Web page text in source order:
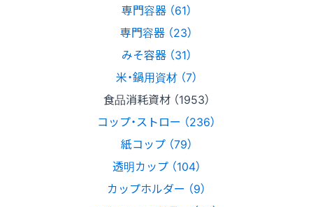
専門容器 （61）
専門容器 （23）
みそ容器 （31）
米・鍋用資材 （7）
食品消耗資材 （1953）
コップ・ストロー （236）
紙コップ （79）
透明カップ （104）
カップホルダー （9）